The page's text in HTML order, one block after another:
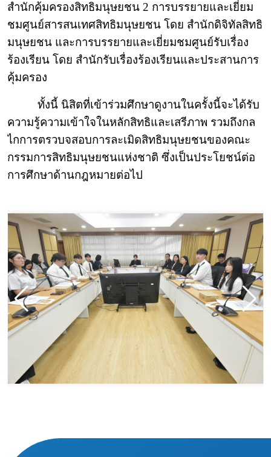
สำนักคุ้มครองสิทธิมนุษยชน 2 การบรรยายและเยี่ยม
ชมศูนย์สารสนเทศสิทธิมนุษยชน โดย สำนักดิจิทัลสิทธิ
มนุษยชน และการบรรยายและเยี่ยมชมศูนย์รับเรื่อง
ร้องเรียน โดย สำนักรับเรื่องร้องเรียนและประสานการ
คุ้มครอง
ทั้งนี้ นิสิตที่เข้าร่วมศึกษาดูงานในครั้งนี้จะได้รับ
ความรู้ความเข้าใจในหลักสิทธิและเสรีภาพ รวมถึงกล
ไกการตรวบจสอบการละเมิดสิทธิมนุษยชนของคณะ
กรรมการสิทธิมนุษยชนแห่งชาติ ซึ่งเป็นประโยชน์ต่อ
การศึกษาด้านกฎหมายต่อไป